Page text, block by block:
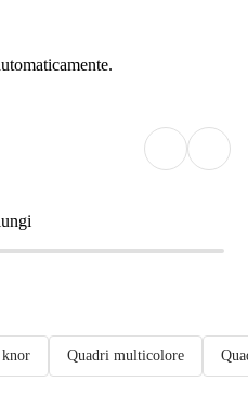
knor Quadri multicolore